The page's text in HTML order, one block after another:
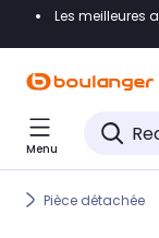
Accéder
Accéder
Accéder
Les meilleures
Menu
Pièce détachée